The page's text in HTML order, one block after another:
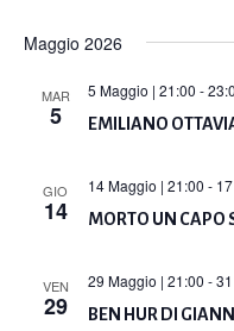
Maggio 2026
MAR
5 EMILIANO
5 Maggio | 21:00 -
GIO
14 MORTO UN CAPO
14 Maggio | 21:00 -
VEN
29 BEN HUR DI
29 Maggio | 21:00 -